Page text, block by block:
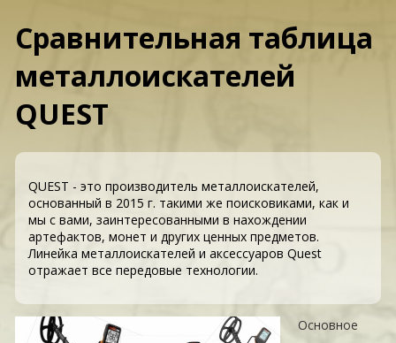
Сравнительная таблица
металлоискателей
QUEST
QUEST - это производитель металлоискателей,
основанный в 2015 г. такими же поисковиками, как и
мы с вами, заинтересованными в нахождении
артефактов, монет и других ценных предметов.
Линейка металлоискателей и аксессуаров Quest
отражает все передовые технологии.
Основное